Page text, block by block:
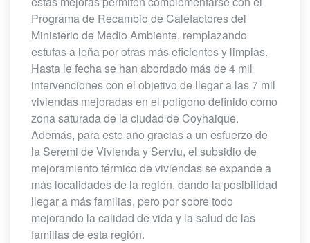
Programa de Recambio de Calefactores del
Ministerio de Medio Ambiente, remplazando
estufas a leña por otras más eficientes y limpias.
Hasta le fecha se han abordado más de 4 mil
intervenciones con el objetivo de llegar a las 7 mil
viviendas mejoradas en el polígono definido como
zona saturada de la ciudad de Coyhaique.
Además, para este año gracias a un esfuerzo de
la Seremi de Vivienda y Serviu, el subsidio de
mejoramiento térmico de viviendas se expande a
más localidades de la región, dando la posibilidad
llegar a más familias, pero por sobre todo
mejorando la calidad de vida y la salud de las
familias de esta región.